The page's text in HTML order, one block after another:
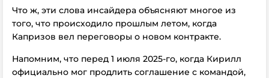
Что ж, эти слова инсайдера объясняют многое из
того, что происходило прошлым летом, когда
Капризов вел переговоры о новом контракте.
Напомним, что перед 1 июля 2025-го, когда Кирилл
официально мог продлить соглашение с командой,